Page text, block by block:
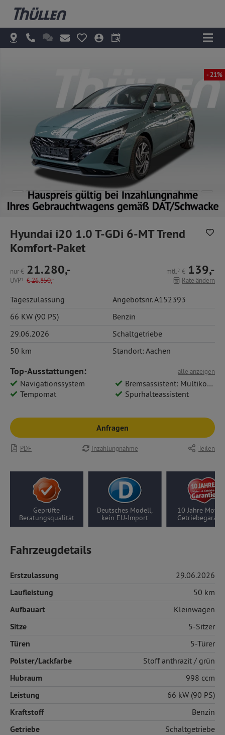
- 21%
Hyundai i20 1.0 T-GDi 6-MT Trend
Komfort-Paket
nur€ 21.280,-
UVP1 €26.850,-
mtl.2 € 139,-
Rate ändern
Tageszulassung
Angebotsnr. A152393
66 KW (90 PS)
Benzin
29.06.2026
Schaltgetriebe
50 km
Standort: Aachen
alle anzeigen
Top-Ausstattungen:
Navigationssystem
Bremsassistent: Multikollisionsbremse
Tempomat
Spurhalteassistent
Anfragen
PDF Inzahlungnahme Teilen
Deutsches Modell,
kein EU-Import
10 Jahre Motor-/
Getriebegarantie
5
Fahrzeugdetails
Erstzulassung 29.06.2026
Laufleistung 50 km
Aufbauart Kleinwagen
Sitze 5-Sitzer
Türen 5-Türer
Polster/Lackfarbe Stoffanthrazit / grün
Hubraum 998 ccm
Leistung 66 kW (90 PS)
Kraftstoff Benzin
Getriebe Schaltgetriebe